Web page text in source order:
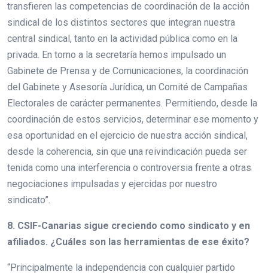
transfieren las competencias de coordinación de la acción
sindical de los distintos sectores que integran nuestra
central sindical, tanto en la actividad pública como en la
privada. En torno a la secretaría hemos impulsado un
Gabinete de Prensa y de Comunicaciones, la coordinación
del Gabinete y Asesoría Jurídica, un Comité de Campañas
Electorales de carácter permanentes. Permitiendo, desde la
coordinación de estos servicios, determinar ese momento y
esa oportunidad en el ejercicio de nuestra acción sindical,
desde la coherencia, sin que una reivindicación pueda ser
tenida como una interferencia o controversia frente a otras
negociaciones impulsadas y ejercidas por nuestro
sindicato”.
8. CSIF-Canarias sigue creciendo como sindicato y en
afiliados. ¿Cuáles son las herramientas de ese éxito?
“Principalmente la independencia con cualquier partido